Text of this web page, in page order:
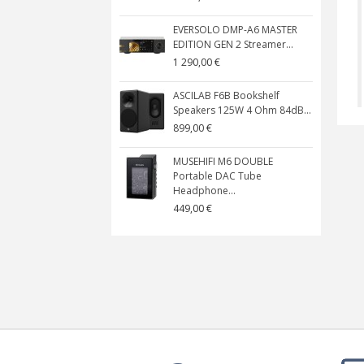
EVERSOLO DMP-A6 MASTER
EDITION GEN 2 Streamer...
1 290,00 €
ASCILAB F6B Bookshelf
Speakers 125W 4 Ohm 84dB...
899,00 €
MUSEHIFI M6 DOUBLE
Portable DAC Tube
Headphone...
449,00 €